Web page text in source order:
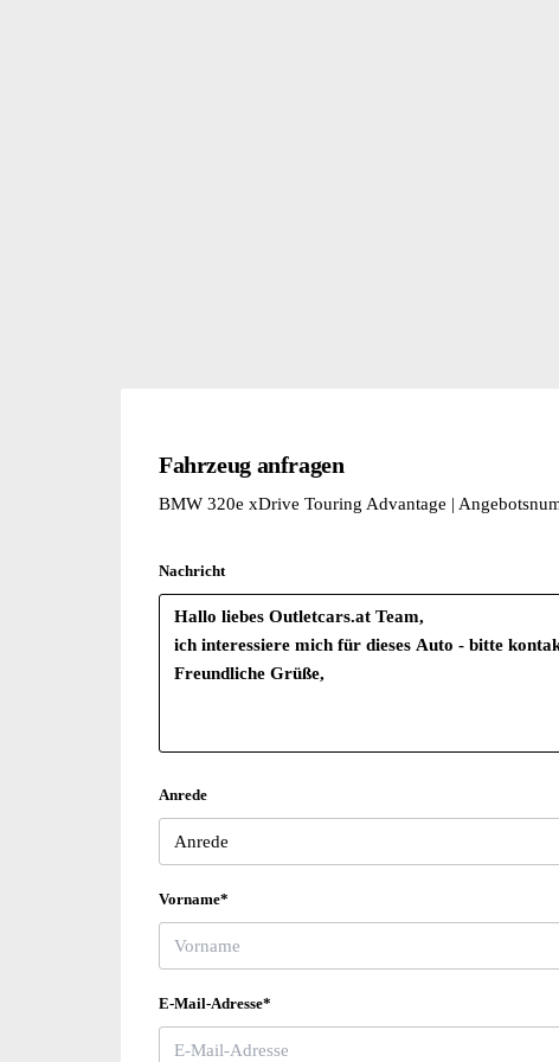
Fahrzeug anfragen
BMW 320e xDrive Touring Advantage |
Nachricht
Anrede
Vorname*
E-Mail-Adresse*